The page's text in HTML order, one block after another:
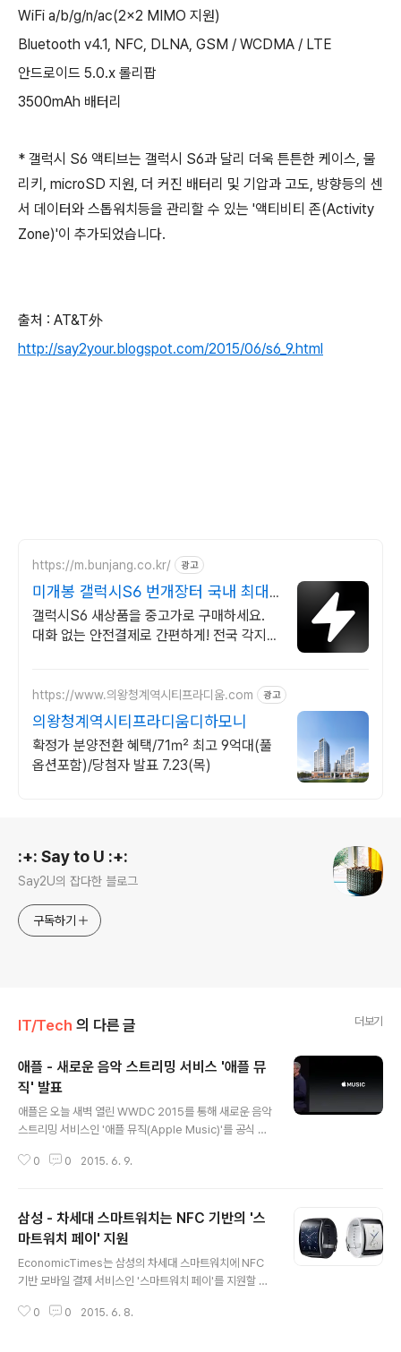
WiFi a/b/g/n/ac(2x2 MIMO 지원)
Bluetooth v4.1, NFC, DLNA, GSM / WCDMA / LTE
안드로이드 5.0.x 롤리팝
3500mAh 배터리
* 갤럭시 S6 액티브는 갤럭시 S6과 달리 더욱 튼튼한 케이스, 물
리키, microSD 지원, 더 커진 배터리 및 기압과 고도, 방향등의 센
서 데이터와 스톱워치등을 관리할 수 있는 '액티비티 존(Activity
Zone)'이 추가되었습니다.
출처 : AT&T外
http://say2your.blogspot.com/2015/06/s6_9.html
https://m.bunjang.co.kr/ 광고
미개봉 갤럭시S6 번개장터 국내 최대
브랜드 중고거래
갤럭시S6 새상품을 중고가로 구매하세요.
대화 없는 안전결제로 간편하게! 전국 각지에
https://www.의왕청계역시티프라디움.com 광고
의왕청계역시티프라디움디하모니
확정가 분양전환 혜택/71㎡ 최고 9억대(풀
옵션포함)/당첨자 발표 7.23(목)
:+: Say to U :+:
Say2U의 잡다한 블로그
구독하기
IT/Tech 의 다른 글 더보기
애플 - 새로운 음악 스트리밍 서비스 '애플 뮤
직' 발표
애플은 오늘 새벽 열린 WWDC 2015를 통해 새로운 음악
스트리밍 서비스인 '애플 뮤직(Apple Music)'를 공식 발
해야 하는 유료 스트리밍 서비스로 6월 30일부터 애플기
니다. 애플뮤직은 최근 인수한 비츠뮤직을 기반으로 사용
자가 한 음원을 선택해서 들으면 사용자의 평소 패턴 등을
고려한 알고리즘을 바탕으로 감성을 파악해 다른 음원을
선곡해주는 '큐레이팅'서비스로 차별화 하여 비슷한 서비
으로 예상되고 있는 상황입니다. 또한, 기존의 스트리밍 서
0 0 2015. 6. 9.
삼성 - 차세대 스마트워치는 NFC 기반의 '스
마트워치 페이' 지원
EconomicTimes는 삼성의 차세대 스마트워치에 NFC
기반 모바일 결제 서비스인 '스마트워치 페이'를 지원할 것
올해 9월 IFA2015를 통해 공개될 기어A(코드네임 : 오르
0 0 2015. 6. 8.